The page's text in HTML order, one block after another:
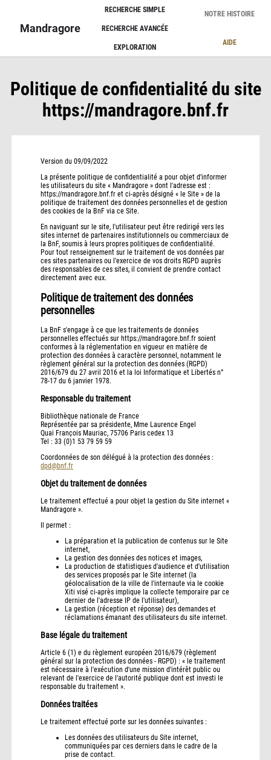
Mandragore
RECHERCHE SIMPLE
RECHERCHE AVANCÉE
EXPLORATION
NOTRE HISTOIRE
AIDE
Politique de confidentialité du site
https://mandragore.bnf.fr
Version du 09/09/2022
La présente politique de confidentialité a pour objet d'informer
les utilisateurs du site « Mandragore » dont l'adresse est :
https://mandragore.bnf.fr et ci-après désigné « le Site » de la
politique de traitement des données personnelles et de gestion
des cookies de la BnF via ce Site.
En naviguant sur le site, l'utilisateur peut être redirigé vers les
sites internet de partenaires institutionnels ou commerciaux de
la BnF, soumis à leurs propres politiques de confidentialité.
Pour tout renseignement sur le traitement de vos données par
ces sites partenaires ou l'exercice de vos droits RGPD auprès
des responsables de ces sites, il convient de prendre contact
directement avec eux.
Politique de traitement des données
personnelles
La BnF s'engage à ce que les traitements de données
personnelles effectués sur https://mandragore.bnf.fr soient
conformes à la réglementation en vigueur en matière de
protection des données à caractère personnel, notamment le
règlement général sur la protection des données (RGPD)
2016/679 du 27 avril 2016 et la loi Informatique et Libertés n°
78-17 du 6 janvier 1978.
Responsable du traitement
Bibliothèque nationale de France
Représentée par sa présidente, Mme Laurence Engel
Quai François Mauriac, 75706 Paris cedex 13
Tel : 33 (0)1 53 79 59 59
Coordonnées de son délégué à la protection des données :
dpd@bnf.fr
Objet du traitement de données
Le traitement effectué a pour objet la gestion du Site internet «
Mandragore ».
Il permet :
La préparation et la publication de contenus sur le Site
internet,
La gestion des données des notices et images,
La production de statistiques d'audience et d'utilisation
des services proposés par le Site internet (la
géolocalisation de la ville de l'internaute via le cookie
Xiti visé ci-après implique la collecte temporaire par ce
dernier de l'adresse IP de l'utilisateur),
La gestion (réception et réponse) des demandes et
réclamations émanant des utilisateurs du site internet.
Base légale du traitement
Article 6 (1) e du règlement européen 2016/679 (règlement
général sur la protection des données - RGPD) : « le traitement
est nécessaire à l'exécution d'une mission d'intérêt public ou
relevant de l'exercice de l'autorité publique dont est investi le
responsable du traitement ».
Données traitées
Le traitement effectué porte sur les données suivantes :
Les données des utilisateurs du Site internet,
communiquées par ces derniers dans le cadre de la
prise de contact.